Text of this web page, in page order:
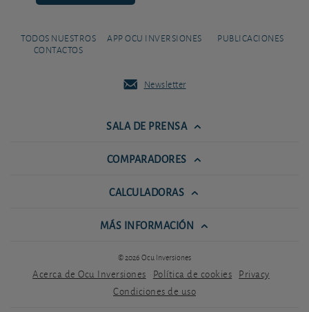
TODOS NUESTROS
CONTACTOS
APP OCU INVERSIONES PUBLICACIONES
Newsletter
SALA DE PRENSA
COMPARADORES
CALCULADORAS
MÁS INFORMACIÓN
© 2026 Ocu Inversiones
Acerca de Ocu Inversiones Política de cookies Privacy
Condiciones de uso